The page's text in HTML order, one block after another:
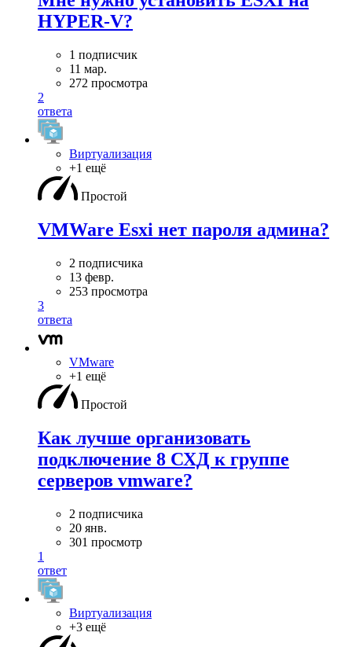
HYPER-V?
1 подписчик
11 мар.
272 просмотра
2
ответа
Виртуализация
+1 ещё
Простой
VMWare Esxi нет пароля админа?
2 подписчика
13 февр.
253 просмотра
3
ответа
VMware
+1 ещё
Простой
Как лучше организовать
подключение 8 СХД к группе
серверов vmware?
2 подписчика
20 янв.
301 просмотр
1
ответ
Виртуализация
+3 ещё